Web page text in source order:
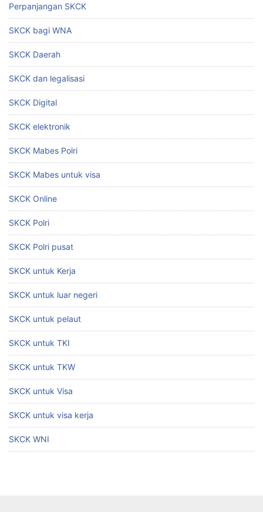
Perpanjangan SKCK
SKCK bagi WNA
SKCK Daerah
SKCK dan legalisasi
SKCK Digital
SKCK elektronik
SKCK Mabes Polri
SKCK Mabes untuk visa
SKCK Online
SKCK Polri
SKCK Polri pusat
SKCK untuk Kerja
SKCK untuk luar negeri
SKCK untuk pelaut
SKCK untuk TKI
SKCK untuk TKW
SKCK untuk Visa
SKCK untuk visa kerja
SKCK WNI